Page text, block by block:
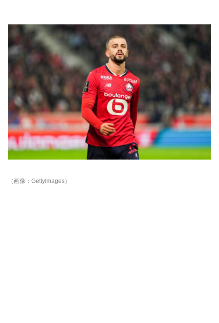
（画像：GettyImages）